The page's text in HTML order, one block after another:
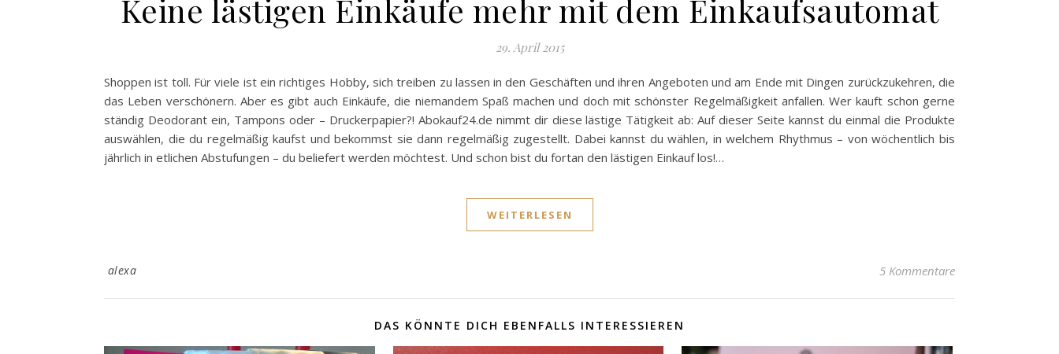
Keine lästigen Einkäufe mehr mit dem Einkaufsautomat
29. April 2015
Shoppen ist toll. Für viele ist ein richtiges Hobby, sich treiben zu lassen in den Geschäften und ihren Angeboten und am Ende mit Dingen zurückzukehren, die
das Leben verschönern. Aber es gibt auch Einkäufe, die niemandem Spaß machen und doch mit schönster Regelmäßigkeit anfallen. Wer kauft schon gerne
ständig Deodorant ein, Tampons oder – Druckerpapier?! Abokauf24.de nimmt dir diese lästige Tätigkeit ab: Auf dieser Seite kannst du einmal die Produkte
auswählen, die du regelmäßig kaufst und bekommst sie dann regelmäßig zugestellt. Dabei kannst du wählen, in welchem Rhythmus – von wöchentlich bis
jährlich in etlichen Abstufungen – du beliefert werden möchtest. Und schon bist du fortan den lästigen Einkauf los!…
WEITERLESEN
alexa 5 Kommentare
DAS KÖNNTE DICH EBENFALLS INTERESSIEREN